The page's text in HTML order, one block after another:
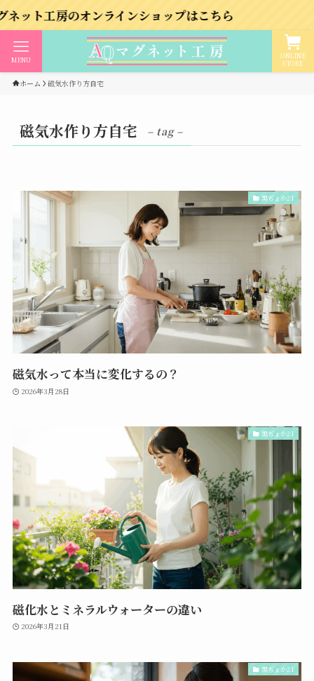
のオンラインショップはこちら
ONLINE
STORE
MENU
ホーム 磁気水作り方自宅
磁気水作り方自宅 – tag –
黒ぢょか21
磁気水って本当に変化するの？
2026年3月28日
黒ぢょか21
磁化水とミネラルウォーターの違い
2026年3月21日
黒ぢょか21